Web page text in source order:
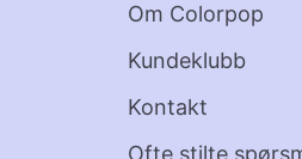
Om Colorpop
Kundeklubb
Kontakt
Ofte stilte